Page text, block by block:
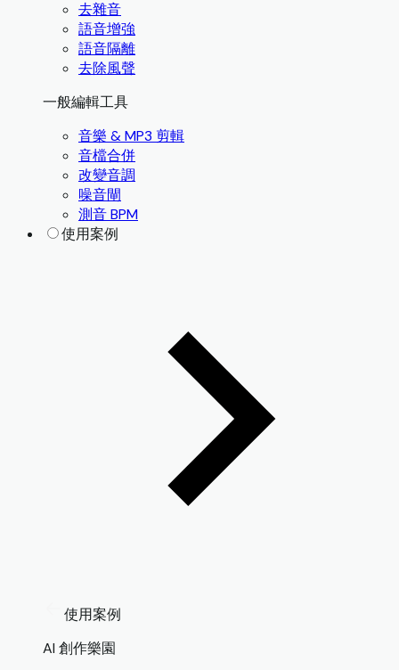
去雜音
語音增強
語音隔離
去除風聲
一般編輯工具
音樂 & MP3 剪輯
音檔合併
改變音調
噪音閘
測音 BPM
使用案例
使用案例
AI 創作樂園